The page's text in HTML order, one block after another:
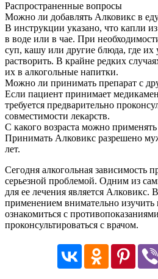
Распространенные вопросы
Можно ли добавлять Алковикс в
В инструкции указано, что капли
в воде или в чае. При
суп, кашу или другие блюда, где их
растворить. В крайне редких
их в алкогольные напитки.
Можно ли принимать препарат с
Если пациент принимает
требуется предварительно
совместимости лекарств.
С какого возраста можно
Принимать Алковикс разрешено
лет.
Сегодня алкогольная зависимость
серьезной проблемой. Одним из
для ее лечения является Алковикс.
применением внимательно
ознакомиться с
проконсультироваться с врачом.